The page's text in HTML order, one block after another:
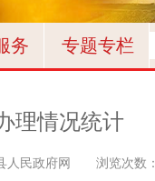
务 专题专栏
理情况统计
人民政府网 浏览次数：